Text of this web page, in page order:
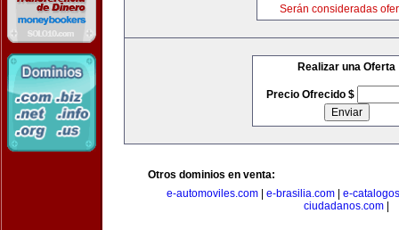
Serán consideradas
Realizar una Oferta
Precio Ofrecido $
Otros dominios en venta:
e-automoviles.com
e-brasilia.com
e-
ciudadanos.com